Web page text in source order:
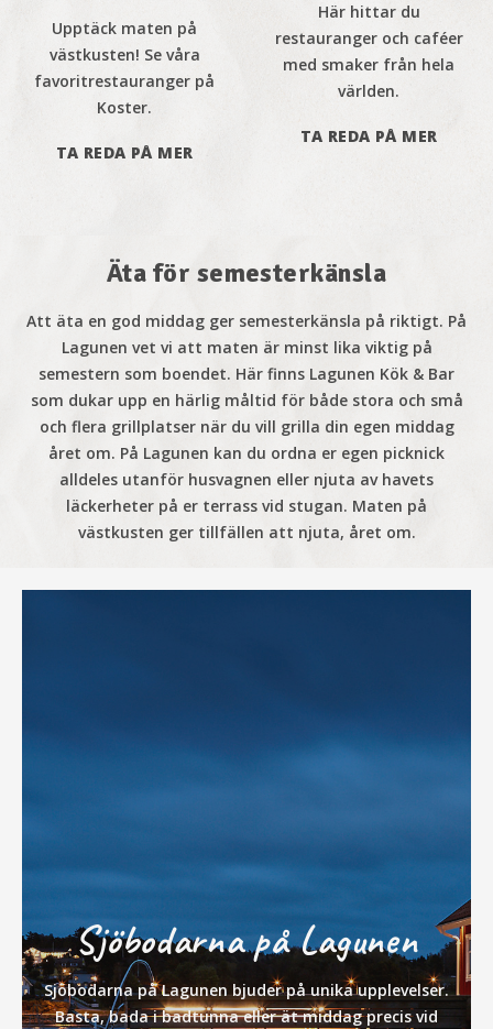
Upptäck maten på
västkusten! Se våra
favoritrestauranger på
Koster.
TA REDA PÅ MER
Här hittar du
restauranger och caféer
med smaker från hela
världen.
TA REDA PÅ MER
Äta för semesterkänsla
Att äta en god middag ger semesterkänsla på riktigt. På
Lagunen vet vi att maten är minst lika viktig på
semestern som boendet. Här finns Lagunen Kök & Bar
som dukar upp en härlig måltid för både stora och små
och flera grillplatser när du vill grilla din egen middag
året om. På Lagunen kan du ordna er egen picknick
alldeles utanför husvagnen eller njuta av havets
läckerheter på er terrass vid stugan. Maten på
västkusten ger tillfällen att njuta, året om.
Sjöbodarna på Lagunen
Sjöbodarna på Lagunen bjuder på unika upplevelser.
Basta, bada i badtunna eller ät middag precis vid